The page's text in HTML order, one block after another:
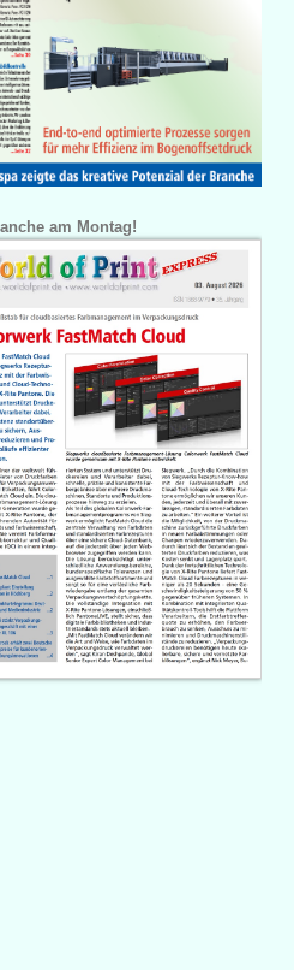
am Montag!